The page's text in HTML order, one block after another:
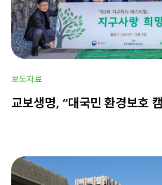
보도자료
교보생명, “대국민 환경보호